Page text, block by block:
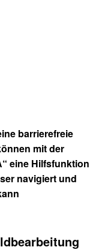
barrierefreie
mit der
eine Hilfsfunktion
navigiert und